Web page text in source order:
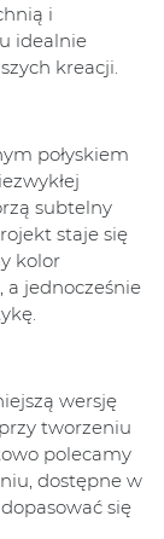
i
idealnie
kreacji.
połyskiem
subtelny
staje się
kolor
a jednocześnie
wersję
tworzeniu
polecamy
dostępne w
się